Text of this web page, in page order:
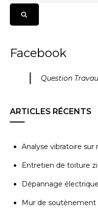
Facebook
Question
ARTICLES RÉCENTS
Analyse vibratoire
Entretien de toiture
Dépannage
Mur de soutènement